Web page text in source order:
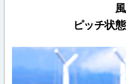
風
ピッチ状態